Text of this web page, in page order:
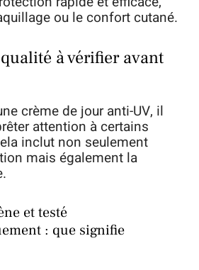
ou le confort cutané.
à vérifier avant
crème de jour anti-UV, il
attention à certains
inclut non seulement
mais également la
et testé
: que signifie